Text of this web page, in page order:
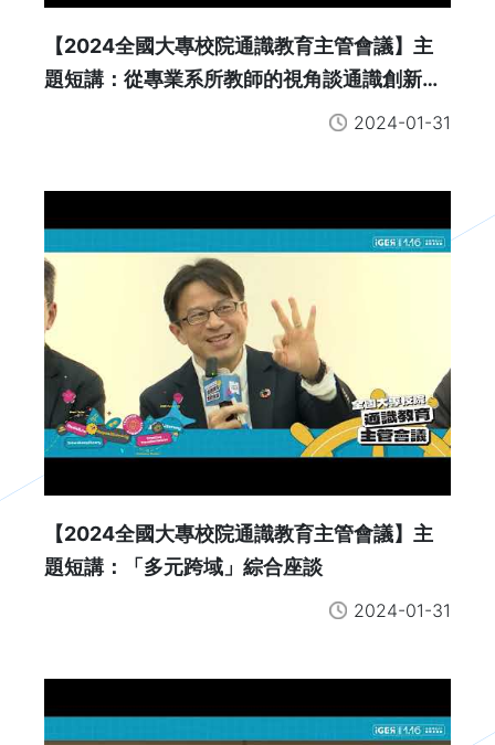
【2024全國大專校院通識教育主管會議】主
題短講：從專業系所教師的視角談通識創新教
2024-01-31
【2024全國大專校院通識教育主管會議】主
題短講：「多元跨域」綜合座談
2024-01-31